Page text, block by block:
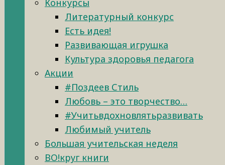
Конкурсы
Литературный конкурс
Есть идея!
Развивающая игрушка
Культура здоровья педагога
Акции
#Поздеев Стиль
Любовь – это творчество…
#Учитьвдохновлятьразвивать
Любимый учитель
Большая учительская неделя
ВО!круг книги